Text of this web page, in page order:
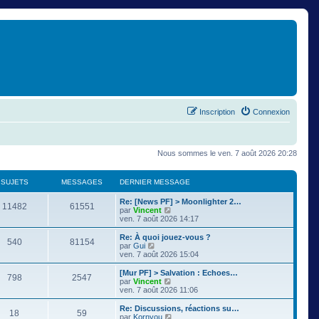
Connexion
Inscription
Nous sommes le ven. 7 août 2026 20:28
SUJETS MESSAGES DERNIER MESSAGE
11482 61551
Re: [News PF] > Moonlighter 2…
par Vincent
o
n
s
l
r
l
e
e
ven. 7 août 2026 14:17
540 81154
Re: À quoi jouez-vous ?
par Gui
o
n
s
u
l
r
ven. 7 août 2026 15:04
798 2547
[Mur PF] > Salvation : Echoes…
par Vincent
o
n
s
ven. 7 août 2026 11:06
18 59
Re: Discussions, réactions su…
par Kornyou